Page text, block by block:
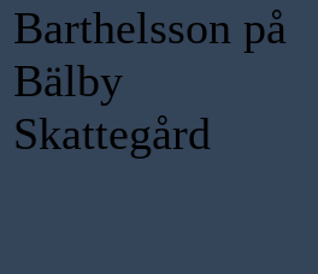
Barthelsson på
Bälby
Skattegård